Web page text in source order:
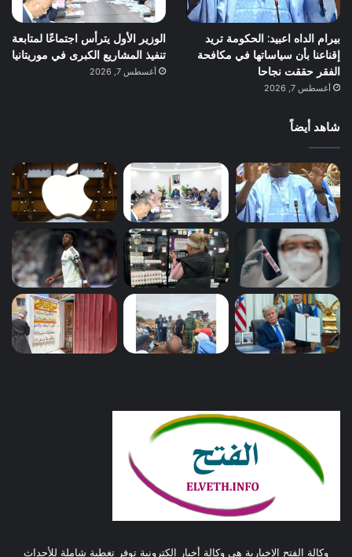
بيرام الداه اعبيد: الحكومة تريد
إقناعنا بأن سياساتها في مكافحة
الفقر حققت نجاحا
أغسطس 7, 2026
الوزير الأول يترأس اجتماعًا لمتابعة
تنفيذ المشاريع الكبرى في موريتانيا
أغسطس 7, 2026
شاهد أيضاً
وكالة الفتح الإخبارية هي وكالة أخبار إلكترونية توفر تغطية شاملة للأحداث